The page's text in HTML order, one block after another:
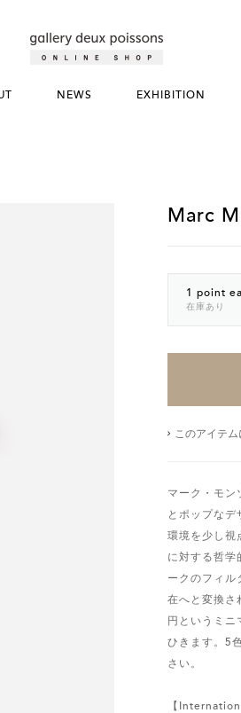
NEWS EXHIBITION
Marc
1 point
在庫あり
このアイテ
マーク・モ
とポップな
環境を少し視
に対する哲学
ークのフィル
在へと変換さ
円というミニ
ひきます。5
さい。
【